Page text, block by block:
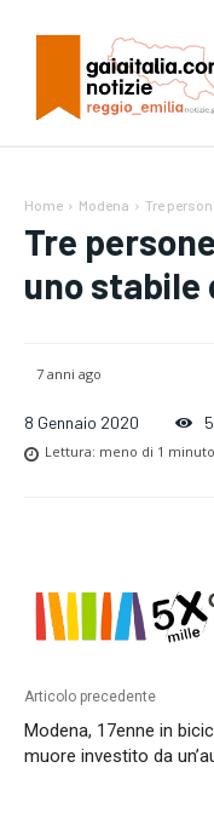
Home Modena Tre
Tre
uno stabile
7 anni ago
8 Gennaio 2020
Lettura: meno di 1 minuto
Articolo precedente
Modena, 17enne in
muore investito da